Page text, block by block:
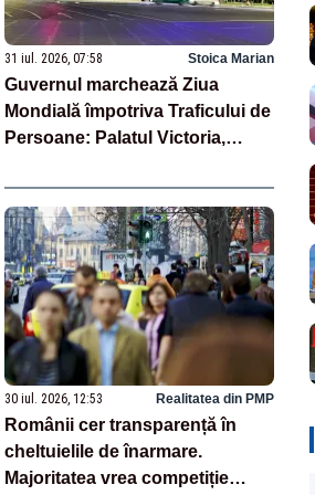
31 iul. 2026, 07:58 Stoica Marian
Guvernul marchează Ziua
Mondială împotriva Traficului de
Persoane: Palatul Victoria,
30 iul. 2026, 12:53 Realitatea din PMP
Românii cer transparență în
cheltuielile de înarmare.
Majoritatea vrea competiție